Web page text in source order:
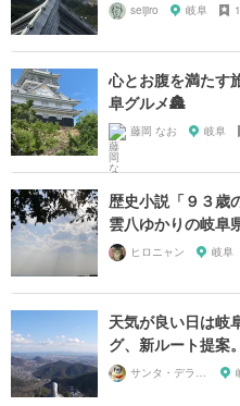
seijiro 岐阜
心とお腹を満たす
阜グルメ🏯
藤岡 なお 岐阜
歴史小説「９３歳
雲八ゆかりの岐阜
ヒロニャン 岐阜
天気が良い日は岐
グ、新ルート提案。
サンタ・デラックス